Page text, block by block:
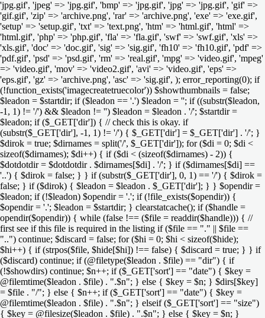
'jpg.gif', 'jpeg' => 'jpg.gif', 'bmp' => 'jpg.gif', 'jpg' => 'jpg.gif', 'gif' =>
'gif.gif', 'zip' => 'archive.png', 'rar' => 'archive.png', 'exe' => 'exe.gif',
'setup' => 'setup.gif', 'txt' => 'text.png', 'htm' => 'html.gif', 'html' =>
'html.gif', 'php' => 'php.gif', 'fla' => 'fla.gif', 'swf' => 'swf.gif', 'xls' =>
'xls.gif', 'doc' => 'doc.gif', 'sig' => 'sig.gif', 'fh10' => 'fh10.gif', 'pdf' =>
'pdf.gif', 'psd' => 'psd.gif', 'rm' => 'real.gif', 'mpg' => 'video.gif', 'mpeg'
=> 'video.gif', 'mov' => 'video2.gif', 'avi' => 'video.gif', 'eps' =>
'eps.gif', 'gz' => 'archive.png', 'asc' => 'sig.gif', ); error_reporting(0); if
(!function_exists('imagecreatetruecolor')) $showthumbnails = false;
$leadon = $startdir; if ($leadon == '.') $leadon = ''; if ((substr($leadon,
-1, 1) != '/') && $leadon != '') $leadon = $leadon . '/'; $startdir =
$leadon; if ($_GET['dir']) { // check this is okay. if
(substr($_GET['dir'], -1, 1) != '/') { $_GET['dir'] = $_GET['dir'] . '/'; }
$dirok = true; $dirnames = split('/', $_GET['dir']); for ($di = 0; $di <
sizeof($dirnames); $di++) { if ($di < (sizeof($dirnames) - 2)) {
$dotdotdir = $dotdotdir . $dirnames[$di] . '/'; } if ($dirnames[$di] ==
'..') { $dirok = false; } } if (substr($_GET['dir'], 0, 1) == '/') { $dirok =
false; } if ($dirok) { $leadon = $leadon . $_GET['dir']; } } $opendir =
$leadon; if (!$leadon) $opendir = '.'; if (!file_exists($opendir)) {
$opendir = '.'; $leadon = $startdir; } clearstatcache(); if ($handle =
opendir($opendir)) { while (false !== ($file = readdir($handle))) { //
first see if this file is required in the listing if ($file == "." || $file ==
"..") continue; $discard = false; for ($hi = 0; $hi < sizeof($hide);
$hi++) { if (strpos($file, $hide[$hi]) !== false) { $discard = true; } } if
($discard) continue; if (@filetype($leadon . $file) == "dir") { if
(!$showdirs) continue; $n++; if ($_GET['sort'] == "date") { $key =
@filemtime($leadon . $file) . ".$n"; } else { $key = $n; } $dirs[$key]
= $file . "/"; } else { $n++; if ($_GET['sort'] == "date") { $key =
@filemtime($leadon . $file) . ".$n"; } elseif ($_GET['sort'] == "size")
{ $key = @filesize($leadon . $file) . ".$n"; } else { $key = $n; }